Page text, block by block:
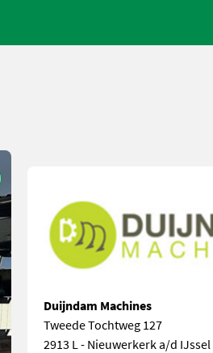
Duijndam Machines
Tweede Tochtweg 127
2913 L - Nieuwerkerk a/d IJssel